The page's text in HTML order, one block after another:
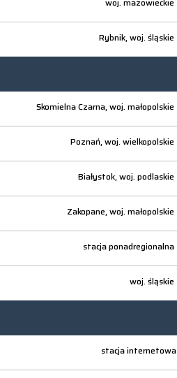
Rybnik, woj. śląskie
Skomielna Czarna, woj. małopolskie
Poznań, woj. wielkopolskie
Białystok, woj. podlaskie
Zakopane, woj. małopolskie
stacja ponadregionalna
woj. śląskie
stacja internetowa